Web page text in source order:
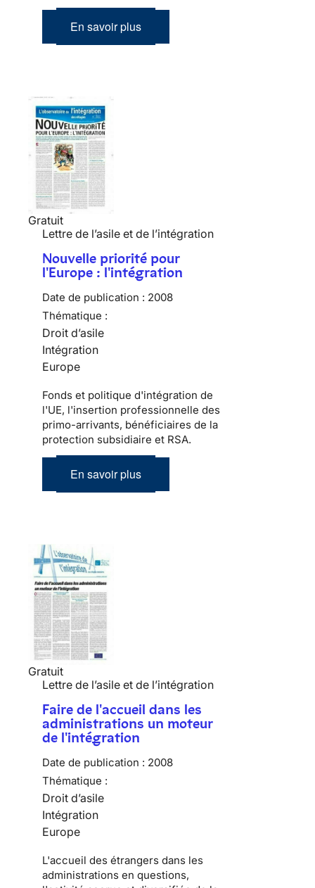
En savoir plus
Gratuit
Lettre de l’asile et de l’intégration
Nouvelle priorité pour
l'Europe : l'intégration
Date de publication : 2008
Thématique :
Droit d’asile
Intégration
Europe
Fonds et politique d'intégration de
l'UE, l'insertion professionnelle des
primo-arrivants, bénéficiaires de la
protection subsidiaire et RSA.
En savoir plus
Gratuit
Lettre de l’asile et de l’intégration
Faire de l'accueil dans les
administrations un moteur
de l'intégration
Date de publication : 2008
Thématique :
Droit d’asile
Intégration
Europe
L'accueil des étrangers dans les
administrations en questions,